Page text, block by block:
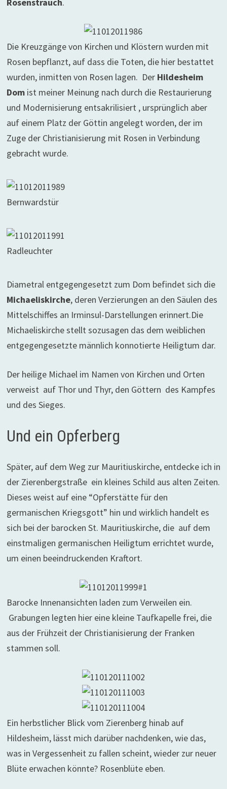
Die Kreuzgänge von Kirchen und Klöstern wurden mit
Rosen bepflanzt, auf dass die Toten, die hier bestattet
wurden, inmitten von Rosen lagen. Der Hildesheim
Domist meiner Meinung nach durch die Restaurierung
und Modernisierung entsakrilisiert , ursprünglich aber
auf einem Platz der Göttin angelegt worden, der im
Zuge der Christianisierung mit Rosen in Verbindung
gebracht wurde.
Bernwardstür
Radleuchter
Diametral entgegengesetzt zum Dom befindet sich die
Michaeliskirche, deren Verzierungen an den Säulen des
Mittelschiffes an Irminsul-Darstellungen erinnert.Die
Michaeliskirche stellt sozusagen das dem weiblichen
entgegengesetzte männlich konnotierte Heiligtum dar.
Der heilige Michael im Namen von Kirchen und Orten
verweist auf Thor und Thyr, den Göttern des Kampfes
und des Sieges.
Und ein Opferberg
Später, auf dem Weg zur Mauritiuskirche, entdecke ich in
der Zierenbergstraße ein kleines Schild aus alten Zeiten.
Dieses weist auf eine “Opferstätte für den
germanischen Kriegsgott” hin und wirklich handelt es
sich bei der barocken St. Mauritiuskirche, die auf dem
einstmaligen germanischen Heiligtum errichtet wurde,
um einen beeindruckenden Kraftort.
Barocke Innenansichten laden zum Verweilen ein.
Grabungen legten hier eine kleine Taufkapelle frei, die
aus der Frühzeit der Christianisierung der Franken
stammen soll.
Ein herbstlicher Blick vom Zierenberg hinab auf
Hildesheim, lässt mich darüber nachdenken, wie das,
was in Vergessenheit zu fallen scheint, wieder zur neuer
Blüte erwachen könnte? Rosenblüte eben.